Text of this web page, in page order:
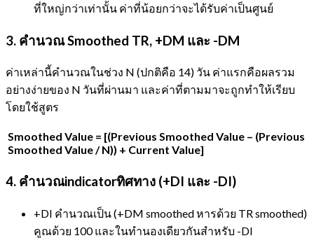
ที่ใหญ่กว่าเท่านั้น ค่าที่น้อยกว่าจะได้รับค่าเป็นศูนย์
3. คำนวณ Smoothed TR, +DM และ -DM
ค่าเหล่านี้คำนวณในช่วง N (ปกติคือ 14) วัน ค่าแรกคือผลรวม
อย่างง่ายของ N วันที่ผ่านมา และค่าที่ตามมาจะถูกทำให้เรียบ
โดยใช้สูตร
Smoothed Value = [(Previous Smoothed Value – (Previous
Smoothed Value / N)) + Current Value]
4. คำนวณindicatorทิศทาง (+DI และ -DI)
+DI คำนวณเป็น (+DM smoothed หารด้วย TR smoothed)
คูณด้วย 100 และในทำนองเดียวกันสำหรับ -DI